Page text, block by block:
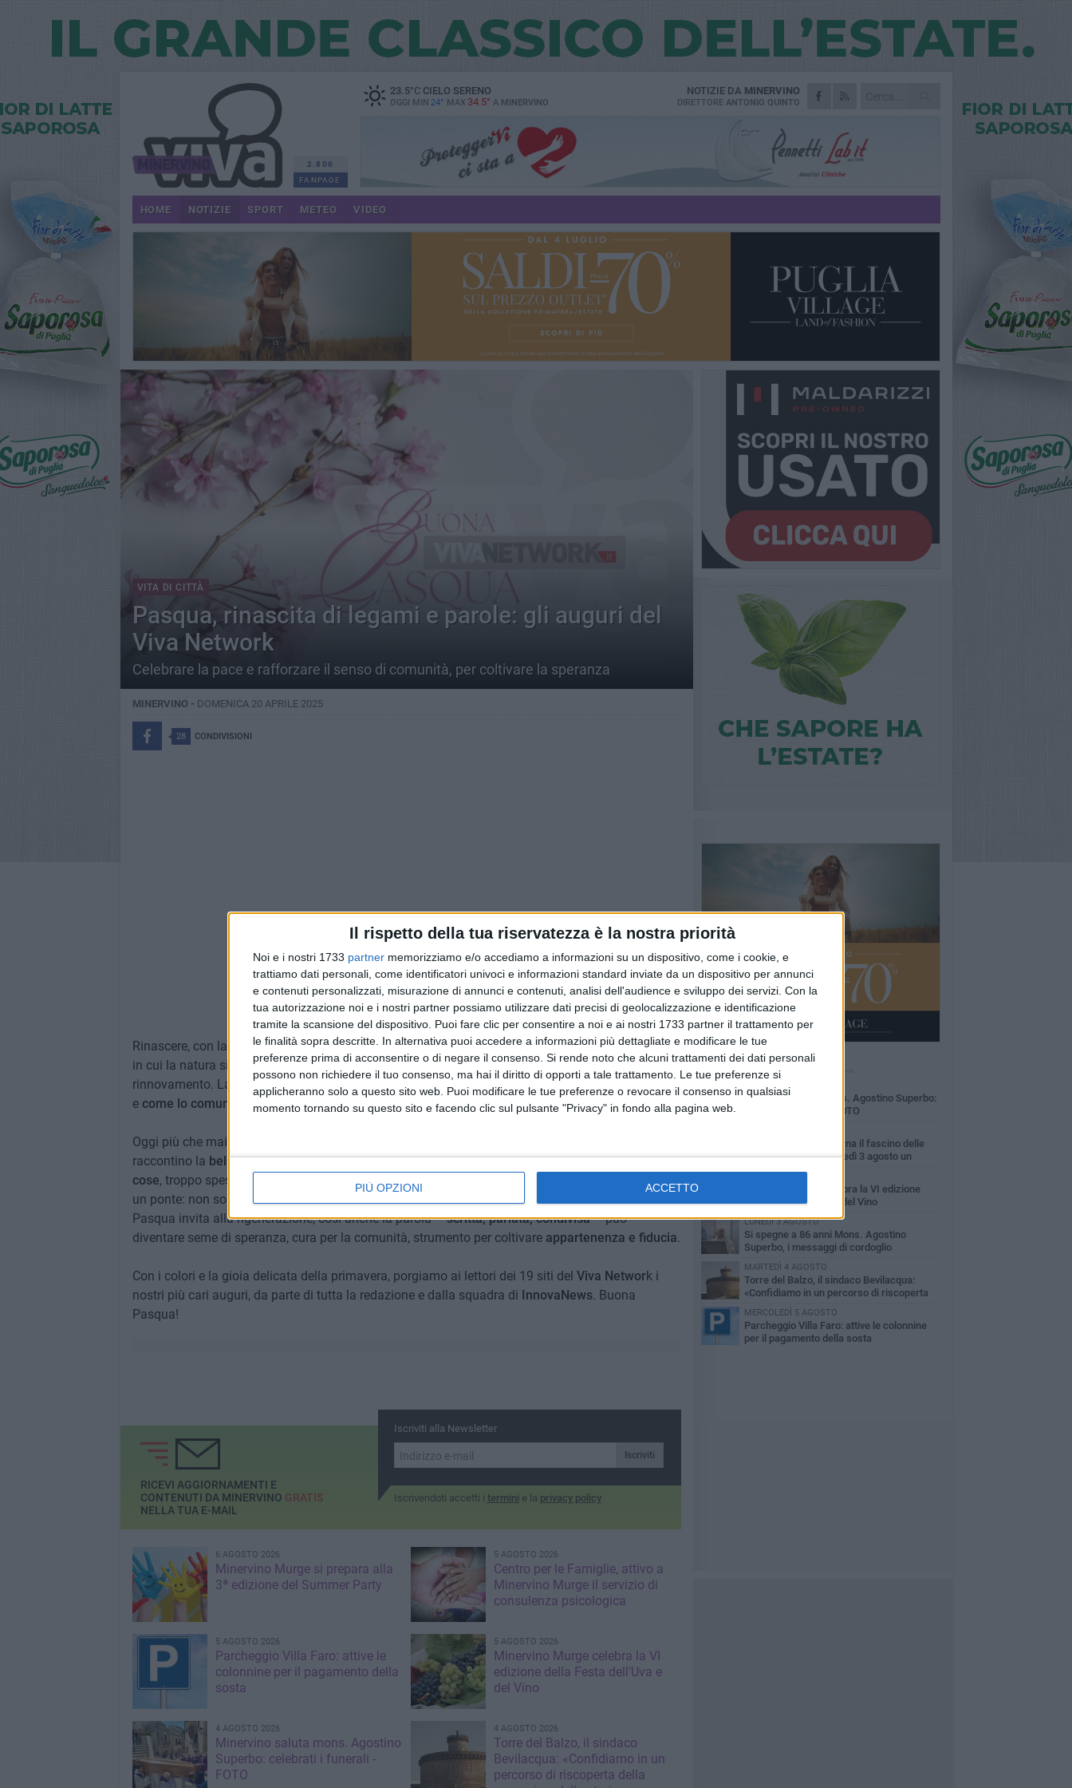
Il rispetto della tua riservatezza è la nostra priorità
Noi e i nostri 1733 partner memorizziamo e/o accediamo a informazioni su un dispositivo, come i cookie, e
trattiamo dati personali, come identificatori univoci e informazioni standard inviate da un dispositivo per annunci
e contenuti personalizzati, misurazione di annunci e contenuti, analisi dell'audience e sviluppo dei servizi. Con la
tua autorizzazione noi e i nostri partner possiamo utilizzare dati precisi di geolocalizzazione e identificazione
tramite la scansione del dispositivo. Puoi fare clic per consentire a noi e ai nostri 1733 partner il trattamento per
le finalità sopra descritte. In alternativa puoi accedere a informazioni più dettagliate e modificare le tue
preferenze prima di acconsentire o di negare il consenso. Si rende noto che alcuni trattamenti dei dati personali
possono non richiedere il tuo consenso, ma hai il diritto di opporti a tale trattamento. Le tue preferenze si
applicheranno solo a questo sito web. Puoi modificare le tue preferenze o revocare il consenso in qualsiasi
momento tornando su questo sito e facendo clic sul pulsante "Privacy" in fondo alla pagina web.
PIÙ OPZIONI ACCETTO
2.806
FANPAGE
23.5°CCIELO SERENO
OGGI MIN 24° MAX 34.5° A MINERVINO
NOTIZIE DA MINERVINO
DIRETTORE ANTONIO QUINTO
HOME NOTIZIE SPORT METEO VIDEO
VITA DI CITTÀ
Pasqua, rinascita di legami e parole: gli auguri del
Viva Network
Celebrare la pace e rafforzare il senso di comunità, per coltivare la speranza
MINERVINO - DOMENICA 20 APRILE 2025
28 CONDIVISIONI
Powered by
Rinascere, con la luce della speranza che riscalda il cuore. Viviamo quel tenero periodo dell'anno
in cui la natura si risveglia, ma purtroppo il mondo rimane spesso indifferente a questo
rinnovamento. La Pasqua ci offre un'occasione per
riflettere sul modo in cui osserviamo il mondo
e come lo comunichiamo.
Oggi più che mai, abbiamo bisogno di parole che uniscano, che ricostruiscano legami, che
raccontino la bellezza dei territorie delle persone che li abitano, che diano risalto allepiccole
cose, troppo spesso celate sotto il freddo dell'indifferenza. La
può essere come
un ponte: non solo tra individui, ma tra passato e futuro, tra radici e nuovi orizzonti. Come la
Pasqua invita alla rigenerazione, così anche la parola –scritta, parlata, condivisa– può
diventare seme di speranza, cura per la comunità, strumento per coltivare appartenenza e fiducia.
Con i colori e la gioia delicata della primavera, porgiamo ai lettori dei 19 siti del Viva Network i
nostri più cari auguri, da parte di tutta la redazione e dalla squadra di InnovaNews. Buona
Pasqua!
Iscriviti alla Newsletter
Iscriviti
Iscrivendoti accetti i termini e la privacy policy
RICEVI AGGIORNAMENTI E
CONTENUTI DA MINERVINO GRATIS
NELLA TUA E-MAIL
6 AGOSTO 2026
Minervino Murge si prepara alla
3ª edizione del Summer Party
5 AGOSTO 2026
Centro per le Famiglie, attivo a
Minervino Murge il servizio di
consulenza psicologica
5 AGOSTO 2026
Parcheggio Villa Faro: attive le
colonnine per il pagamento della
sosta
5 AGOSTO 2026
Minervino Murge celebra la VI
edizione della Festa dell’Uva e
del Vino
4 AGOSTO 2026
Minervino saluta mons. Agostino
Superbo: celebrati i funerali -
FOTO
4 AGOSTO 2026
Torre del Balzo, il sindaco
Bevilacqua: «Confidiamo in un
percorso di riscoperta della
PIÙ LETTI QUESTA SETTIMANA
MARTEDÌ 4 AGOSTO
Minervino saluta mons. Agostino Superbo:
celebrati i funerali - FOTO
A Minervino Murge torna il fascino delle
danze tradizionali: lunedì 3 agosto un
laboratorio gratuito
MERCOLEDÌ 5 AGOSTO
Minervino Murge celebra la VI edizione
della Festa dell’Uva e del Vino
LUNEDÌ 3 AGOSTO
Si spegne a 86 anni Mons. Agostino
Superbo, i messaggi di cordoglio
MARTEDÌ 4 AGOSTO
Torre del Balzo, il sindaco Bevilacqua:
«Confidiamo in un percorso di riscoperta
della memoria e della storia»
MERCOLEDÌ 5 AGOSTO
Parcheggio Villa Faro: attive le colonnine
per il pagamento della sosta